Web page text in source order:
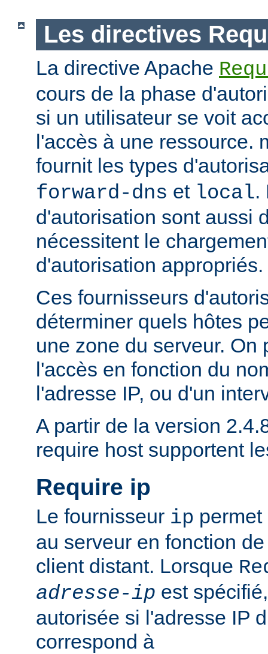
Les directives
La directive Apache
cours de la phase
si un utilisateur se voit
l'accès à une ressource.
fournit les types
forward-dns et local.
d'autorisation sont aussi
nécessitent le
d'autorisation appropriés.
Ces fournisseurs
déterminer quels hôtes
une zone du serveur. On
l'accès en fonction du
l'adresse IP, ou d'un
A partir de la version
require host supportent
Require ip
Le fournisseur ip
au serveur en fonction
client distant. Lorsque
adresse-ip est
autorisée si l'adresse IP
correspond à